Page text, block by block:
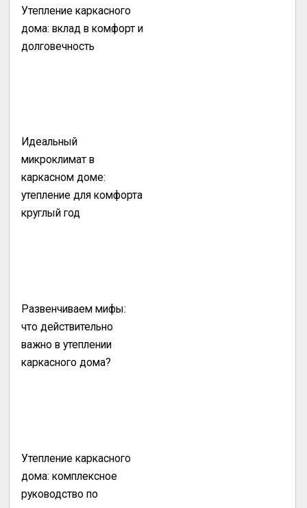
Утепление каркасного
дома: вклад в комфорт и
долговечность
Идеальный
микроклимат в
каркасном доме:
утепление для комфорта
круглый год
Развенчиваем мифы:
что действительно
важно в утеплении
каркасного дома?
Утепление каркасного
дома: комплексное
руководство по